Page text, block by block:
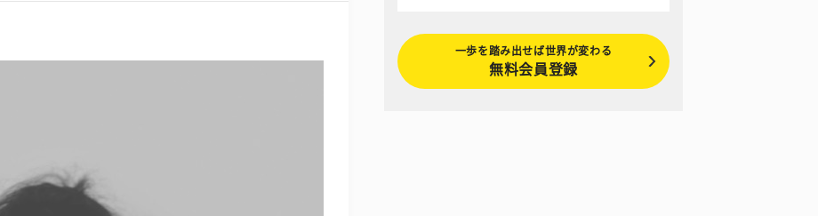
一歩を踏み出せば世界が変わる
無料会員登録